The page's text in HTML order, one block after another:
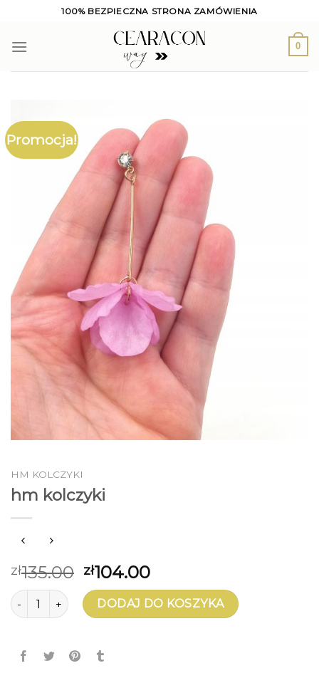
content
100% BEZPIECZNA STRONA ZAMÓWIENIA
0
Promocja!
HM KOLCZYKI
hm kolczyki
zł135.00 zł104.00
ilość hm kolczykiDODAJ DO KOSZYKA